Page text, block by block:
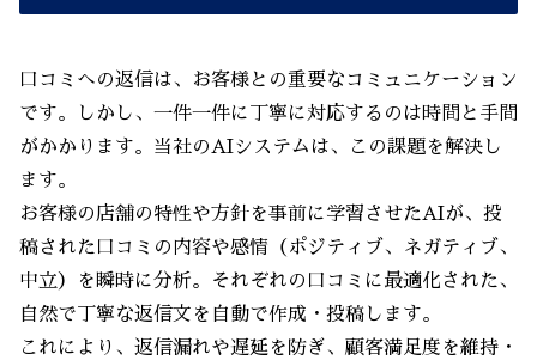
口コミへの返信は、お客様との重要なコミュニケーション
です。しかし、一件一件に丁寧に対応するのは時間と手間
がかかります。当社のAIシステムは、この課題を解決し
ます。
お客様の店舗の特性や方針を事前に学習させたAIが、投
稿された口コミの内容や感情（ポジティブ、ネガティブ、
中立）を瞬時に分析。それぞれの口コミに最適化された、
自然で丁寧な返信文を自動で作成・投稿します。
これにより、返信漏れや遅延を防ぎ、顧客満足度を維持・